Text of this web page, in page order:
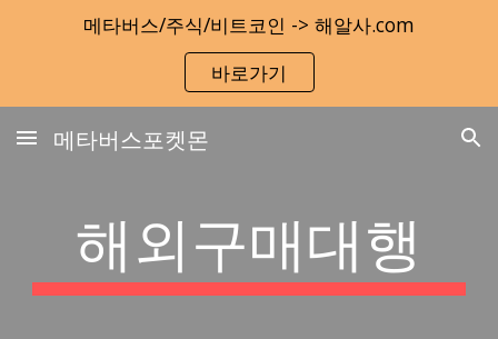
Skip to main content Skip to navigation
메타버스/주식/비트코인 -> 해알사.com
바로가기
메타버스포켓몬
해외구매대행